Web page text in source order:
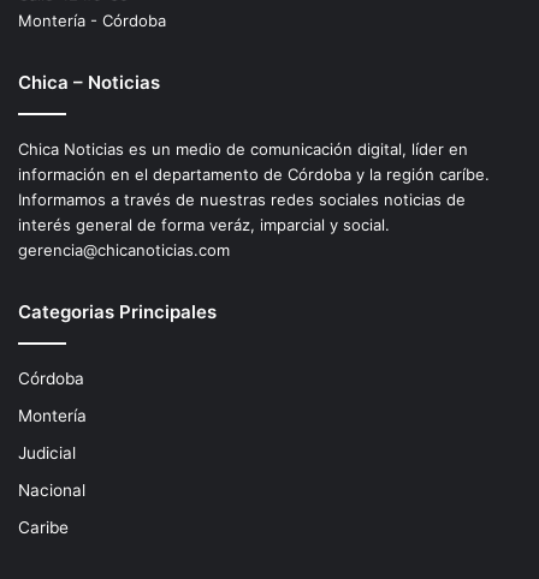
Montería - Córdoba
Chica – Noticias
Chica Noticias es un medio de comunicación digital, líder en
información en el departamento de Córdoba y la región caríbe.
Informamos a través de nuestras redes sociales noticias de
interés general de forma veráz, imparcial y social.
gerencia@chicanoticias.com
Categorias Principales
Córdoba
Montería
Judicial
Nacional
Caribe